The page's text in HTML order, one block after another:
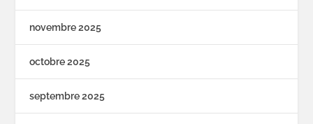
novembre 2025
octobre 2025
septembre 2025